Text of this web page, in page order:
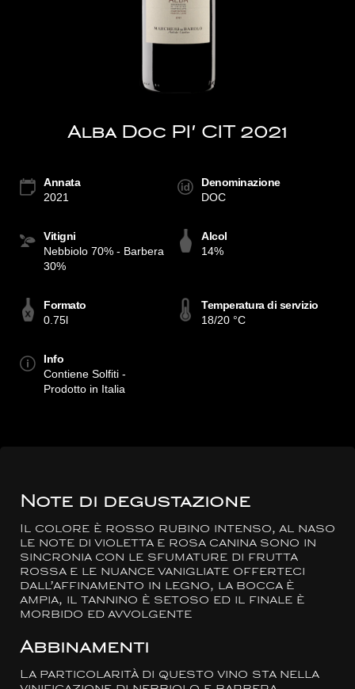
Alba Doc PI' CIT 2021
Annata
2021
Denominazione
DOC
Vitigni
Nebbiolo 70% - Barbera
30%
Alcol
14%
Formato
0.75l
Temperatura di servizio
18/20 °C
Info
Contiene Solfiti -
Prodotto in Italia
Note di degustazione
Il colore è rosso rubino intenso, al naso
le note di violetta e rosa canina sono in
sincronia con le sfumature di frutta
rossa e le nuance vanigliate offerteci
dall’affinamento in legno, la bocca è
ampia, il tannino è setoso ed il finale è
morbido ed avvolgente
Abbinamenti
La particolarità di questo vino sta nella